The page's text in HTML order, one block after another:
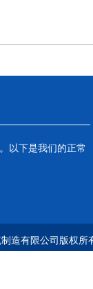
以下是我们的正常
造有限公司版权所